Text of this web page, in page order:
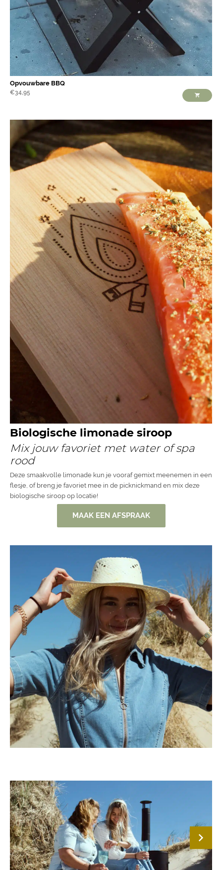
Opvouwbare BBQ
€34,95
Biologische limonade siroop
Mix jouw favoriet met water of spa
rood
Deze smaakvolle limonade kun je vooraf gemixt meenemen in een
flesje, of breng je favoriet mee in de picknickmand en mix deze
biologische siroop op locatie!
MAAK EEN AFSPRAAK